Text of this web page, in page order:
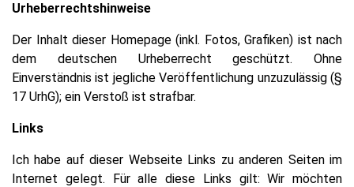
Urheberrechtshinweise
Der Inhalt dieser Homepage (inkl. Fotos, Grafiken) ist nach
dem deutschen Urheberrecht geschützt. Ohne
Einverständnis ist jegliche Veröffentlichung unzuzulässig (§
17 UrhG); ein Verstoß ist strafbar.
Links
Ich habe auf dieser Webseite Links zu anderen Seiten im
Internet gelegt. Für alle diese Links gilt: Wir möchten